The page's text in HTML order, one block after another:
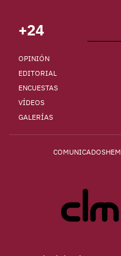
+24
OPINIÓN
EDITORIAL
ENCUESTAS
VÍDEOS
GALERÍAS
COMUNICADOS